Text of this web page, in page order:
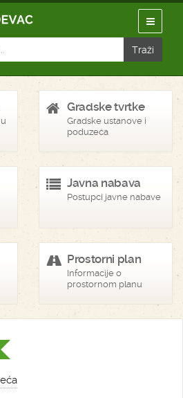
Gradske tvrtke
Gradske ustanove i
poduzeća
Javna nabava
Postupci javne nabave
Prostorni plan
Informacije o
prostornom planu